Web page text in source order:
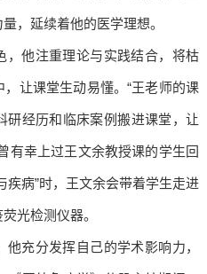
，延续着他的医学理想。
，他注重理论与实践结合，将枯
让课堂生动易懂。“王老师的课
研经历和临床案例搬进课堂，让
有幸上过王文余教授课的学生回
疾病”时，王文余会带着学生走进
光检测仪器。
充分发挥自己的学术影响力，